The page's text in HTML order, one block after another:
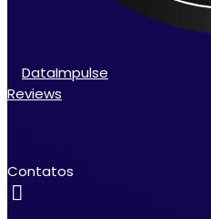
DataImpulse
Reviews
Contatos